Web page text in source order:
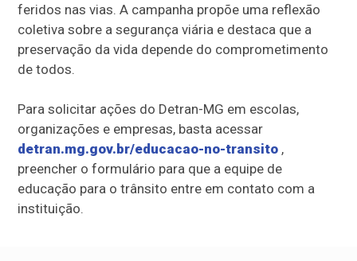
feridos nas vias. A campanha propõe uma reflexão
coletiva sobre a segurança viária e destaca que a
preservação da vida depende do comprometimento
de todos.
Para solicitar ações do Detran-MG em escolas,
organizações e empresas, basta acessar
detran.mg.gov.br/educacao-no-transito ,
preencher o formulário para que a equipe de
educação para o trânsito entre em contato com a
instituição.